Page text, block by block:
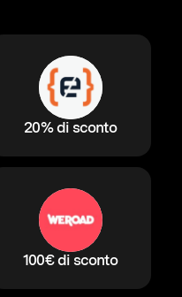
20% di sconto
100€ di sconto